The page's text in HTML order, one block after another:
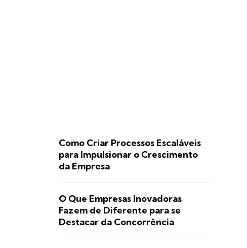
Como Criar Processos Escaláveis
para Impulsionar o Crescimento
da Empresa
O Que Empresas Inovadoras
Fazem de Diferente para se
Destacar da Concorrência